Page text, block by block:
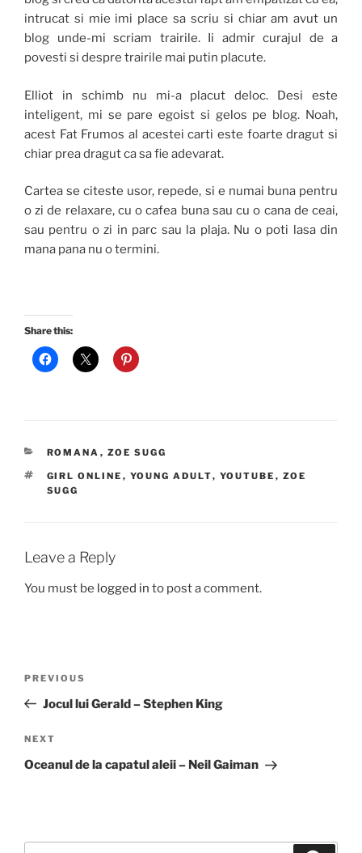
intrucat si mie imi place sa scriu si chiar am avut un
blog unde-mi scriam trairile. Ii admir curajul de a
povesti si despre trairile mai putin placute.
Elliot in schimb nu mi-a placut deloc. Desi este
inteligent, mi se pare egoist si gelos pe blog. Noah,
acest Fat Frumos al acestei carti este foarte dragut si
chiar prea dragut ca sa fie adevarat.
Cartea se citeste usor, repede, si e numai buna pentru
o zi de relaxare, cu o cafea buna sau cu o cana de ceai,
sau pentru o zi in parc sau la plaja. Nu o poti lasa din
mana pana nu o termini.
Share this:
CATEGORIES
ROMANA , ZOE SUGG
TAGS
GIRL ONLINE , YOUNG ADULT, YOUTUBE , ZOE
SUGG
Leave a Reply
You must be logged in to post a comment.
Previous
Post
PREVIOUS
Jocul lui Gerald – Stephen King
Next
Post
NEXT
Oceanul de la capatul aleii – Neil Gaiman